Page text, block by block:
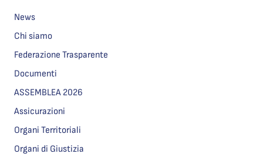
News
Chi siamo
Federazione Trasparente
Documenti
ASSEMBLEA 2026
Assicurazioni
Organi Territoriali
Organi di Giustizia